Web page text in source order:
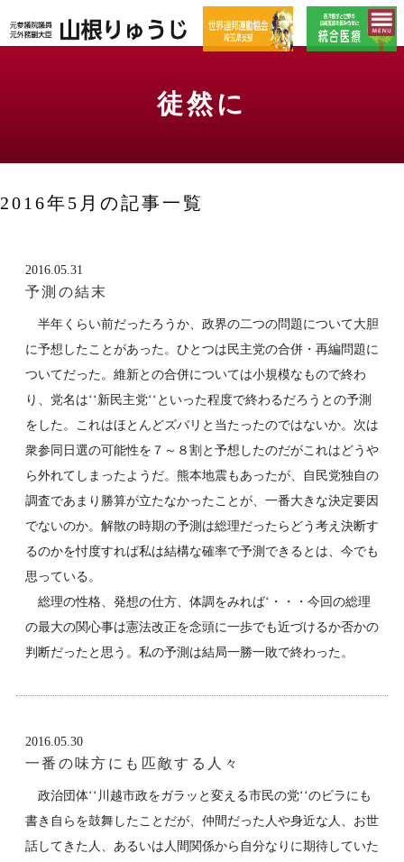
徒然に
2016年5月の記事一覧
2016.05.31
予測の結末
半年くらい前だったろうか、政界の二つの問題について大胆
に予想したことがあった。ひとつは民主党の合併・再編問題に
ついてだった。維新との合併については小規模なもので終わ
り、党名は‘‘新民主党‘‘といった程度で終わるだろうとの予測
をした。これはほとんどズバリと当たったのではないか。次は
衆参同日選の可能性を７～８割と予想したのだがこれはどうや
ら外れてしまったようだ。熊本地震もあったが、自民党独自の
調査であまり勝算が立たなかったことが、一番大きな決定要因
でないのか。解散の時期の予測は総理だったらどう考え決断す
るのかを忖度すれば私は結構な確率で予測できるとは、今でも
思っている。
総理の性格、発想の仕方、体調をみれば‘・・・今回の総理
の最大の関心事は憲法改正を念頭に一歩でも近づけるか否かの
判断だったと思う。私の予測は結局一勝一敗で終わった。
2016.05.30
一番の味方にも匹敵する人々
政治団体‘‘川越市政をガラッと変える市民の党‘‘のビラにも
書き自らを鼓舞したことだが、仲間だった人や身近な人、お世
話してきた人、あるいは人間関係から自分なりに期待していた